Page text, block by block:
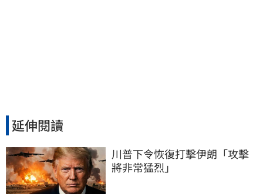
延伸閱讀
川普下令恢復打擊伊朗「攻擊
將非常猛烈」